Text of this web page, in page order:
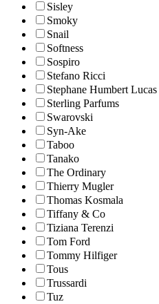
Sisley
Smoky
Snail
Softness
Sospiro
Stefano Ricci
Stephane Humbert Lucas
Sterling Parfums
Swarovski
Syn-Ake
Taboo
Tanako
The Ordinary
Thierry Mugler
Thomas Kosmala
Tiffany & Co
Tiziana Terenzi
Tom Ford
Tommy Hilfiger
Tous
Trussardi
Tuz